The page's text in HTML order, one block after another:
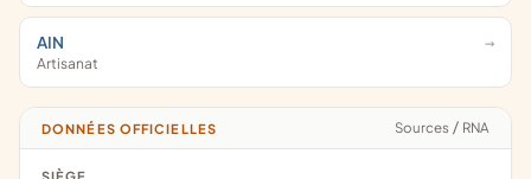
AIN
Artisanat
DONNÉES OFFICIELLES Sources / RNA